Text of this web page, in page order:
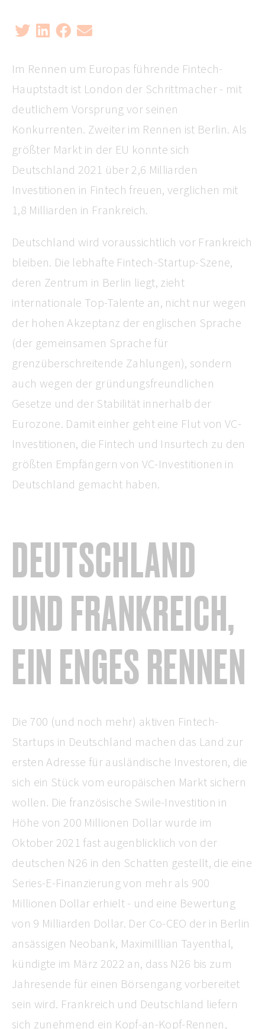
Im Rennen um Europas führende Fintech-
Hauptstadt ist London der Schrittmacher - mit
deutlichem Vorsprung vor seinen
Konkurrenten. Zweiter im Rennen ist Berlin. Als
größter Markt in der EU konnte sich
Deutschland 2021 über 2,6 Milliarden
Investitionen in Fintech freuen, verglichen mit
1,8 Milliarden in Frankreich.
Deutschland wird voraussichtlich vor Frankreich
bleiben. Die lebhafte Fintech-Startup-Szene,
deren Zentrum in Berlin liegt, zieht
internationale Top-Talente an, nicht nur wegen
der hohen Akzeptanz der englischen Sprache
(der gemeinsamen Sprache für
grenzüberschreitende Zahlungen), sondern
auch wegen der gründungsfreundlichen
Gesetze und der Stabilität innerhalb der
Eurozone. Damit einher geht eine Flut von VC-
Investitionen, die Fintech und Insurtech zu den
größten Empfängern von VC-Investitionen in
Deutschland gemacht haben.
DEUTSCHLAND
UND FRANKREICH,
EIN ENGES RENNEN
Die 700 (und noch mehr) aktiven Fintech-
Startups in Deutschland machen das Land zur
ersten Adresse für ausländische Investoren, die
sich ein Stück vom europäischen Markt sichern
wollen. Die französische Swile-Investition in
Höhe von 200 Millionen Dollar wurde im
Oktober 2021 fast augenblicklich von der
deutschen N26 in den Schatten gestellt, die eine
Series-E-Finanzierung von mehr als 900
Millionen Dollar erhielt - und eine Bewertung
von 9 Milliarden Dollar. Der Co-CEO der in Berlin
ansässigen Neobank, Maximilllian Tayenthal,
kündigte im März 2022 an, dass N26 bis zum
Jahresende für einen Börsengang vorbereitet
sein wird. Frankreich und Deutschland liefern
sich zunehmend ein Kopf-an-Kopf-Rennen,